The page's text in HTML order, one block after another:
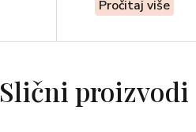
Pročitaj više
Slični proizvodi